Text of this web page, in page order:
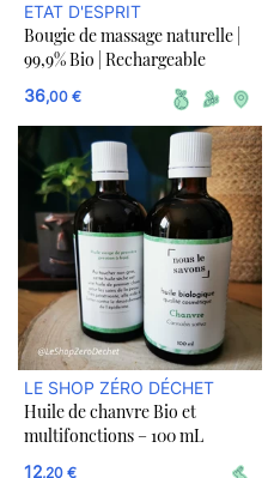
ETAT D'ESPRIT
Bougie de massage naturelle |
99,9% Bio | Rechargeable
36,00 €
LE SHOP ZÉRO DÉCHET
Huile de chanvre Bio et
multifonctions – 100 mL
12,20 €